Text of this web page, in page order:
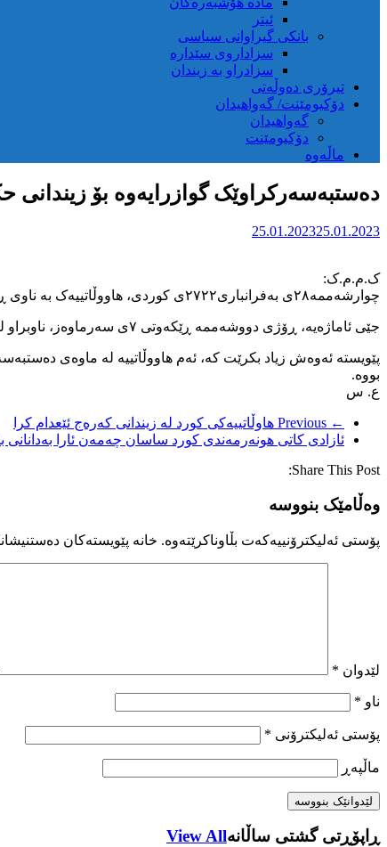
ئیتر
بانکی گیراوانی سیاسی
سزاداروی سێدارە
سزادراو بە زیندان
تیرۆری دەوڵەتی
دۆکیومێنت/ گەواهیدان
گەواهیدان
دۆکیومێنت
ماڵەوە
دەستبەسەرکراوێک گوازرایەوە بۆ
25.01.202325.01.2023
ک.م.م.ک:
چوارشەممە۲٨ی بەفرانباری۲۷۲۲ی کوردی، هاووڵاتییەک بە ناوی ڕەفیق سەلیمی خەڵکی سنە، دوای تەواوبوونی ماوەی لێپرسینەوە گوازرایەوە بۆ زیندانی حکوومەت لە سنە.
جێی ئاماژەیه، ڕۆژی دووشەممە ڕێکەوتی ۷ی سەرماوەز، ناوبراو لە ماڵی تایبەتی خۆی دوای هێرشێکی هێزە ئەمنییەتییەکانی ئێران دەستبەسەرکرا و گوازرایەوە بۆ گرتووخانەی ئیدارەی ئیتلاعات لەو شارە.
پێویستە ئەوەش زیاد بکرێت کە، ئەم هاووڵاتییە لە ماوەی
بووە.
ع. س
← Previous
هاوڵاتییەکی کورد لە زیندانی کەرەج ئێعدام کرا
ئازادی کاتی هونەرمەندی کورد ساسان چەمەن ئارا بەدانانی
Share This Post:
وەڵامێک بنووسە
پۆستی ئەلیکترۆنییەکەت بڵاوناکرێتەوە. خانە پێویستەکان
لێدوان *
ناو *
پۆستی ئەلیکترۆنی *
ماڵپه‌ڕ
ڕاپۆڕتی گشتی ساڵانهView All